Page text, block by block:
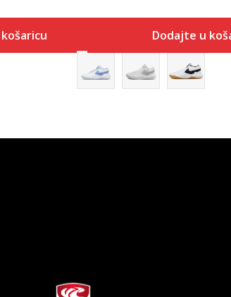
Dodajte u